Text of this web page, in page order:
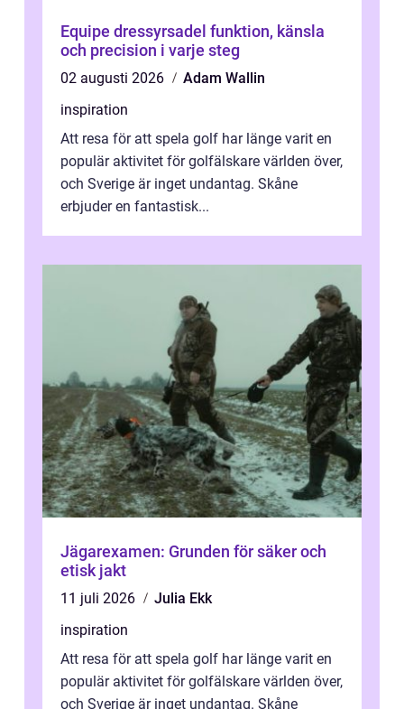
Equipe dressyrsadel funktion, känsla
och precision i varje steg
02 augusti 2026
Adam Wallin
inspiration
Att resa för att spela golf har länge varit en
populär aktivitet för golfälskare världen över,
och Sverige är inget undantag. Skåne
erbjuder en fantastisk...
Jägarexamen: Grunden för säker och
etisk jakt
11 juli 2026
Julia Ekk
inspiration
Att resa för att spela golf har länge varit en
populär aktivitet för golfälskare världen över,
och Sverige är inget undantag. Skåne